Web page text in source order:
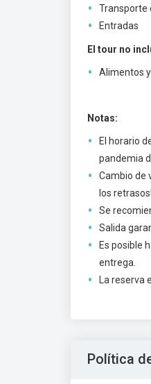
Transporte
Entradas
El tour no
Alimentos
Notas:
El horario
pandemia
Cambio de
los retrasos!
Se
Salida
Es posible
entrega.
La reserva
Política